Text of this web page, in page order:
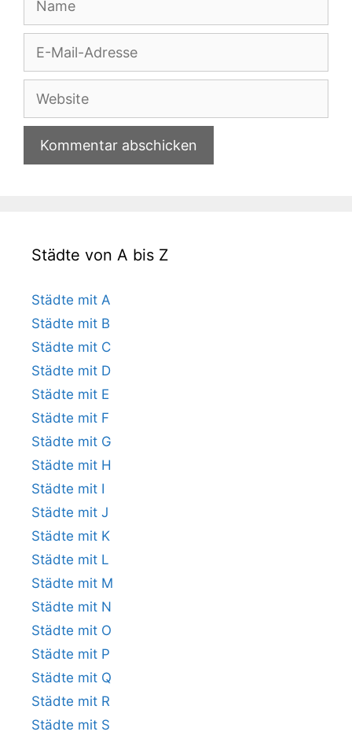
Adresse
Website
Städte von A bis Z
Städte mit A
Städte mit B
Städte mit C
Städte mit D
Städte mit E
Städte mit F
Städte mit G
Städte mit H
Städte mit I
Städte mit J
Städte mit K
Städte mit L
Städte mit M
Städte mit N
Städte mit O
Städte mit P
Städte mit Q
Städte mit R
Städte mit S